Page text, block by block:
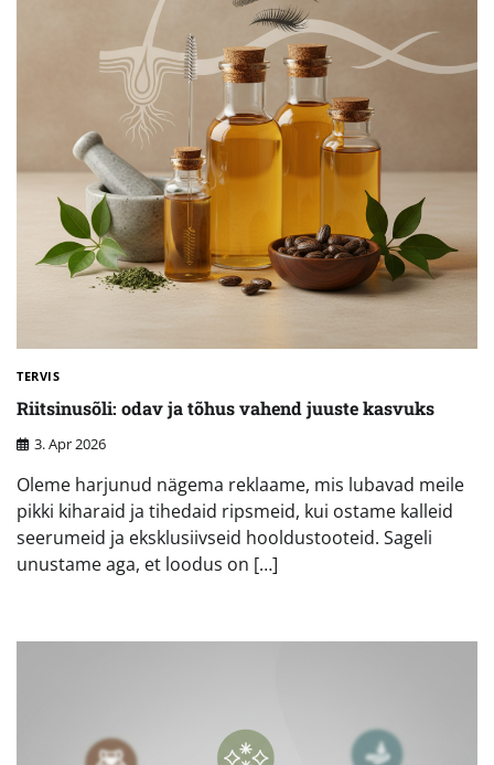
TERVIS
Riitsinusõli: odav ja tõhus vahend juuste kasvuks
3. Apr 2026
Oleme harjunud nägema reklaame, mis lubavad meile
pikki kiharaid ja tihedaid ripsmeid, kui ostame kalleid
seerumeid ja eksklusiivseid hooldustooteid. Sageli
unustame aga, et loodus on […]